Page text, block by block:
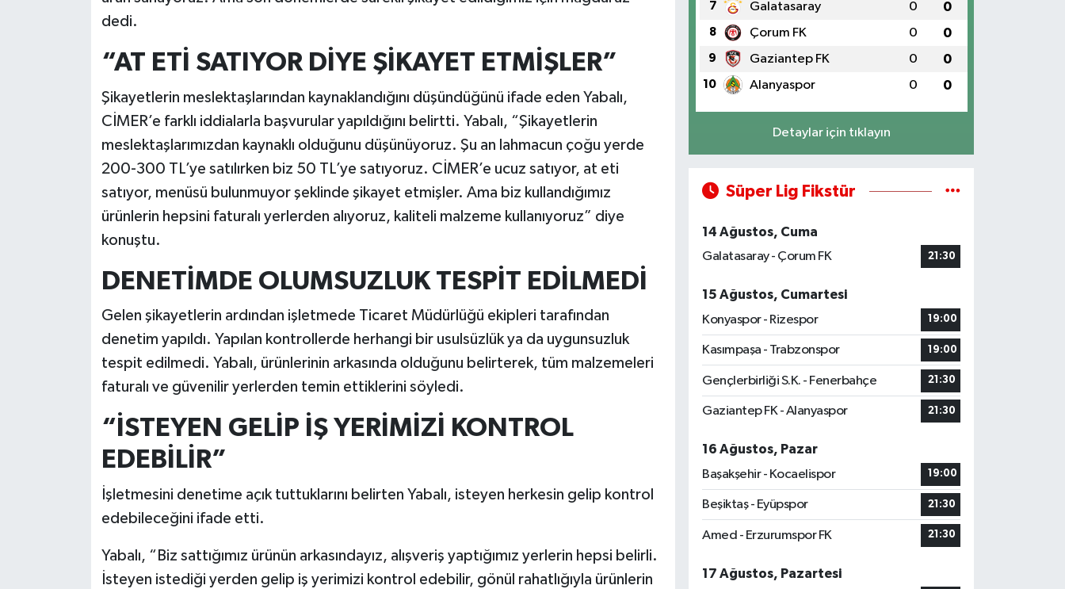
dedi.
“AT ETİ SATIYOR DİYE ŞİKAYET ETMİŞLER”
Şikayetlerin meslektaşlarından kaynaklandığını düşündüğünü ifade eden Yabalı,
CİMER’e farklı iddialarla başvurular yapıldığını belirtti. Yabalı, “Şikayetlerin
meslektaşlarımızdan kaynaklı olduğunu düşünüyoruz. Şu an lahmacun çoğu yerde
200-300 TL’ye satılırken biz 50 TL’ye satıyoruz. CİMER’e ucuz satıyor, at eti
satıyor, menüsü bulunmuyor şeklinde şikayet etmişler. Ama biz kullandığımız
ürünlerin hepsini faturalı yerlerden alıyoruz, kaliteli malzeme kullanıyoruz” diye
konuştu.
DENETİMDE OLUMSUZLUK TESPİT EDİLMEDİ
Gelen şikayetlerin ardından işletmede Ticaret Müdürlüğü ekipleri tarafından
denetim yapıldı. Yapılan kontrollerde herhangi bir usulsüzlük ya da uygunsuzluk
tespit edilmedi. Yabalı, ürünlerinin arkasında olduğunu belirterek, tüm malzemeleri
faturalı ve güvenilir yerlerden temin ettiklerini söyledi.
“İSTEYEN GELİP İŞ YERİMİZİ KONTROL
EDEBİLİR”
İşletmesini denetime açık tuttuklarını belirten Yabalı, isteyen herkesin gelip kontrol
edebileceğini ifade etti.
Yabalı, “Biz sattığımız ürünün arkasındayız, alışveriş yaptığımız yerlerin hepsi belirli.
İsteyen istediği yerden gelip iş yerimizi kontrol edebilir, gönül rahatlığıyla ürünlerin
7 Galatasaray 0 0
8 Çorum FK 0 0
9 Gaziantep FK 0 0
10 Alanyaspor 0 0
Detaylar için tıklayın
Süper Lig Fikstür
14 Ağustos, Cuma
Galatasaray - Çorum FK
21:30
15 Ağustos, Cumartesi
Konyaspor - Rizespor
19:00
Kasımpaşa - Trabzonspor 19:00
Gençlerbirliği S.K. - Fenerbahçe 21:30
Gaziantep FK - Alanyaspor 21:30
16 Ağustos, Pazar
Başakşehir - Kocaelispor
19:00
Beşiktaş - Eyüpspor 21:30
Amed - Erzurumspor FK 21:30
17 Ağustos, Pazartesi